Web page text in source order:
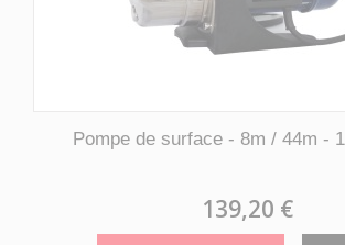
Pompe de surface - 8m / 44m -
139,20 €